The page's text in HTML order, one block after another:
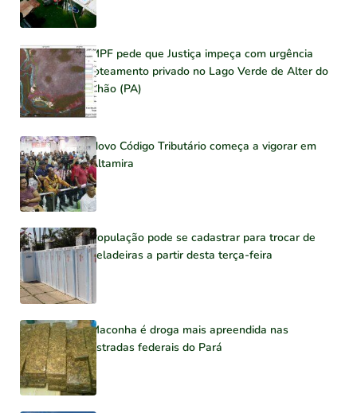
MPF pede que Justiça impeça com urgência
loteamento privado no Lago Verde de Alter do
Chão (PA)
Novo Código Tributário começa a vigorar em
Altamira
População pode se cadastrar para trocar de
geladeiras a partir desta terça-feira
Maconha é droga mais apreendida nas
estradas federais do Pará